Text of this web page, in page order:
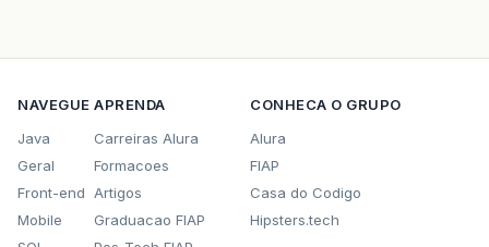
NAVEGUE
Java
Geral
Front-end
Mobile
APRENDA
Carreiras Alura
Formacoes
Artigos
Graduacao FIAP
CONHECA O GRUPO
Alura
FIAP
Casa do Codigo
Hipsters.tech